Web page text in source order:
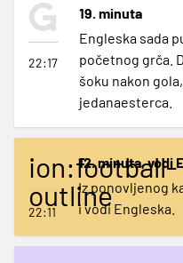
22:17
19. minuta
Engleska sada
početnog grča.
šoku nakon
jedanaesterca.
ion:football-
outline
22:11
12. minuta, vodi
Iz ponovljenog
i vodi Engleska.